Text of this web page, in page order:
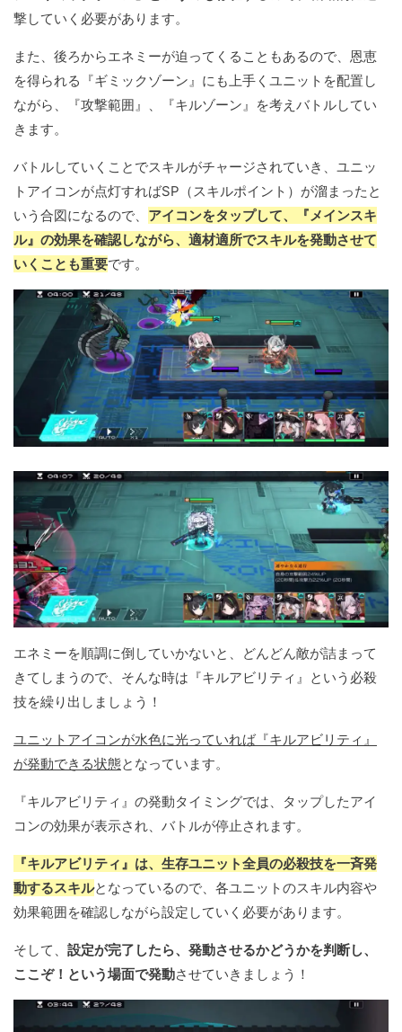
撃していく必要があります。
また、後ろからエネミーが迫ってくることもあるので、恩恵
を得られる『ギミックゾーン』にも上手くユニットを配置し
ながら、『攻撃範囲』、『キルゾーン』を考えバトルしてい
きます。
バトルしていくことでスキルがチャージされていき、ユニッ
トアイコンが点灯すればSP（スキルポイント）が溜まったと
いう合図になるので、 アイコンをタップして、『メインスキ
ル』の効果を確認しながら、適材適所でスキルを発動させて
いくことも重要です。
エネミーを順調に倒していかないと、どんどん敵が詰まって
きてしまうので、そんな時は『キルアビリティ』という必殺
技を繰り出しましょう！
ユニットアイコンが水色に光っていれば『キルアビリティ』
が発動できる状態となっています。
『キルアビリティ』の発動タイミングでは、タップしたアイ
コンの効果が表示され、バトルが停止されます。
『キルアビリティ』は、生存ユニット全員の必殺技を一斉発
動するスキルとなっているので、各ユニットのスキル内容や
効果範囲を確認しながら設定していく必要があります。
そして、 設定が完了したら、発動させるかどうかを判断し、
ここぞ！という場面で発動させていきましょう！